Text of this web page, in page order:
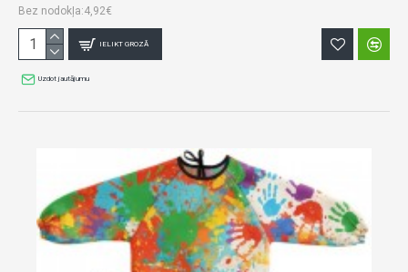
Bez nodokļa:4,92€
IELIKT GROZĀ
Uzdot jautājumu